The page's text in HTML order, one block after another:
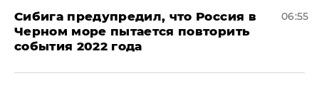
Сибига предупредил, что Россия в
Черном море пытается повторить
события 2022 года
06:55